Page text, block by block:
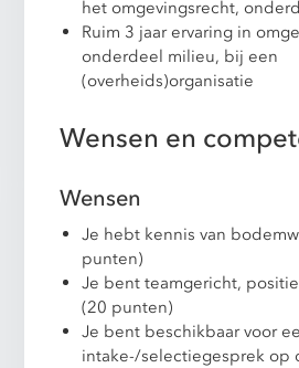
het omgevingsrecht,
Ruim 3 jaar ervaring in
onderdeel milieu, bij een
(overheids)organisatie
Wensen en
Wensen
Je hebt kennis van
punten)
Je bent teamgericht,
(20 punten)
Je bent beschikbaar voor
intake-/selectiegesprek op